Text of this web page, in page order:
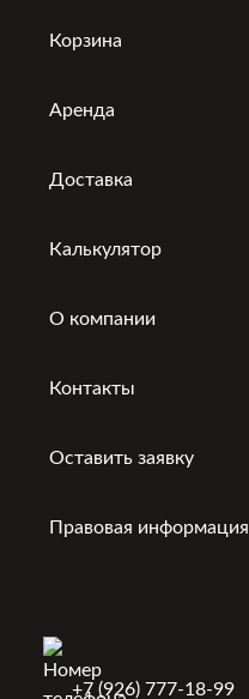
Корзина
Аренда
Доставка
Калькулятор
О компании
Контакты
Оставить заявку
Правовая информация
+7 (926) 777-18-99